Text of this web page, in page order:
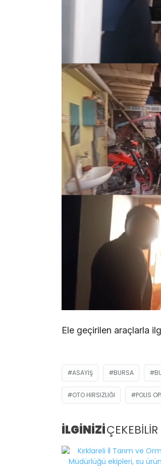
Ele geçirilen araçlarla
ASAYIŞ BURSA
OTO HIRSIZLIĞI POLIS
İLGİNİZİÇEKEBİLİR